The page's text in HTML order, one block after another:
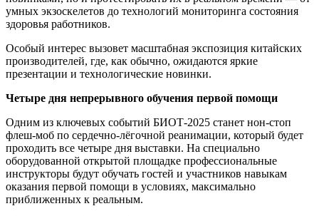
умных экзоскелетов до технологий мониторинга состояния
здоровья работников.
Особый интерес вызовет масштабная экспозиция китайских
производителей, где, как обычно, ожидаются яркие
презентации и технологические новинки.
Четыре дня непрерывного обучения первой помощи
Одним из ключевых событий БИОТ-2025 станет нон-стоп
флеш-моб по сердечно-лёгочной реанимации, который будет
проходить все четыре дня выставки. На специально
оборудованной открытой площадке профессиональные
инструкторы будут обучать гостей и участников навыкам
оказания первой помощи в условиях, максимально
приближенных к реальным.